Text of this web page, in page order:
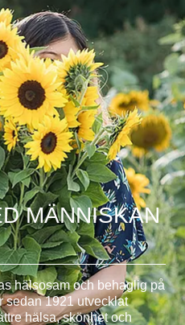
MÄNNISKAN
hälsosam och behaglig på
sedan 1921 utvecklat
hälsa, skönhet och